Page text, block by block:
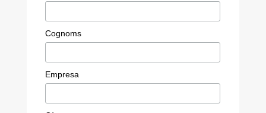
Cognoms
Empresa